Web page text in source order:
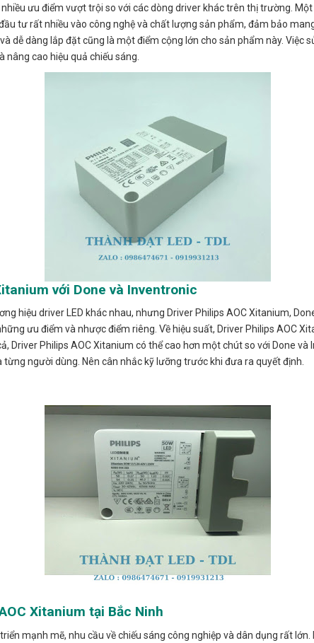
ưu điểm vượt trội so với các dòng driver khác trên thị trường.
tư rất nhiều vào công nghệ và chất lượng sản phẩm, đảm bảo
dễ dàng lắp đặt cũng là một điểm cộng lớn cho sản phẩm này. Việc
cao hiệu quả chiếu sáng.
với Done và Inventronic
hiệu driver LED khác nhau, nhưng Driver Philips AOC Xitanium,
ưu điểm và nhược điểm riêng. Về hiệu suất, Driver Philips AOC
Driver Philips AOC Xitanium có thể cao hơn một chút so với Done
người dùng. Nên cân nhắc kỹ lưỡng trước khi đưa ra quyết định.
Xitanium tại Bắc Ninh
mạnh mẽ, nhu cầu về chiếu sáng công nghiệp và dân dụng rất